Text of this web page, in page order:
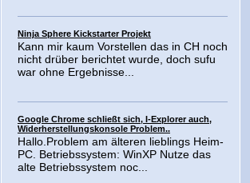
Ninja Sphere Kickstarter Projekt
Kann mir kaum Vorstellen das in CH noch
nicht drüber berichtet wurde, doch sufu
war ohne Ergebnisse...
Google Chrome schließt sich, I-Explorer auch,
Widerherstellungskonsole Problem..
Hallo.Problem am älteren lieblings Heim-
PC. Betriebssystem: WinXP Nutze das
alte Betriebssystem noc...